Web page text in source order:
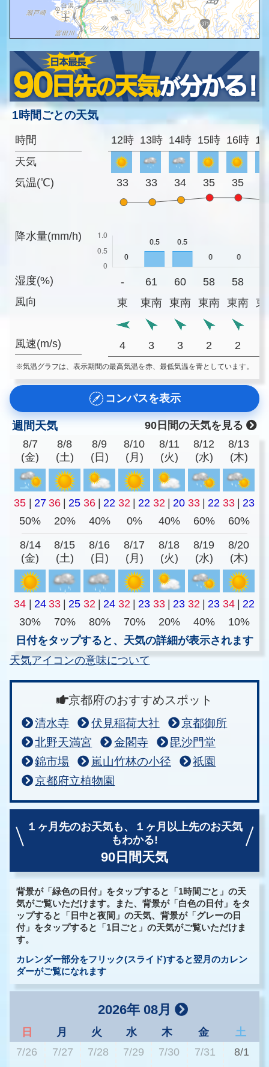
1時間ごとの天気
時間
天気
気温(℃)
降水量(mm/h)
湿度(%)
風向
風速(m/s)
12時 13時 14時 15時 16時
33 33 34 35 35
- 61 60 58 58
東
東南 東南 東南 東南 東
4 3 3 2 2
※気温グラフは、表示期間の最高気温を赤、最低気温を青としています。
コンパスを表示
週間天気
90日間の天気を見る
8/7
(金)
8/8
(土)
8/9
(日)
8/10
(月)
8/11
(火)
8/12
(水)
8/13
(木)
35 27 36 25 36 22 32 22 32 20 33 22 33
23
50%
20% 40% 0% 40% 60% 60%
8/14
(金)
8/15
(土)
8/16
(日)
8/17
(月)
8/18
(火)
8/19
(水)
8/20
(木)
34 24 33 25 32 24 32 23 33 23 32 23 34
22
30%
70% 80% 70% 20% 40%
10%
日付をタップすると、天気の詳細が表示されます
天気アイコンの意味について
京都府のおすすめスポット
清水寺 伏見稲荷大社
京都御所
北野天満宮
金閣寺
毘沙門堂
錦市場
嵐山竹林の小径
祇園
京都府立植物園
１ヶ月先のお天気も、
１ヶ月以上先のお天気
もわかる!
90日間天気
背景が「緑色の日付」をタップすると「1時間ごと」の天
気がご覧いただけます。また、背景が「白色の日付」をタ
ップすると「日中と夜間」の天気、背景が「グレーの日
付」をタップすると「1日ごと」の天気がご覧いただけま
す。
カレンダー部分をフリック(スライド)すると翌月のカレン
ダーがご覧になれます
2026年 08月
日 月 火 水 木 金
土
7/26
7/27 7/28 7/29 7/30 7/31 8/1